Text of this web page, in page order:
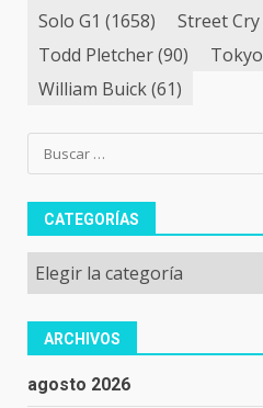
Solo G1 (1658) Street Cry
Todd Pletcher(90) Tokyo
William Buick(61)
Buscar:
CATEGORÍAS
Categorías
ARCHIVOS
agosto 2026